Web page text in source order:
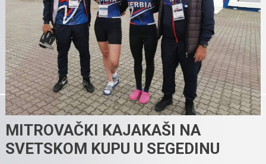
MITROVAČKI KAJAKAŠI NA
SVETSKOM KUPU U SEGEDINU